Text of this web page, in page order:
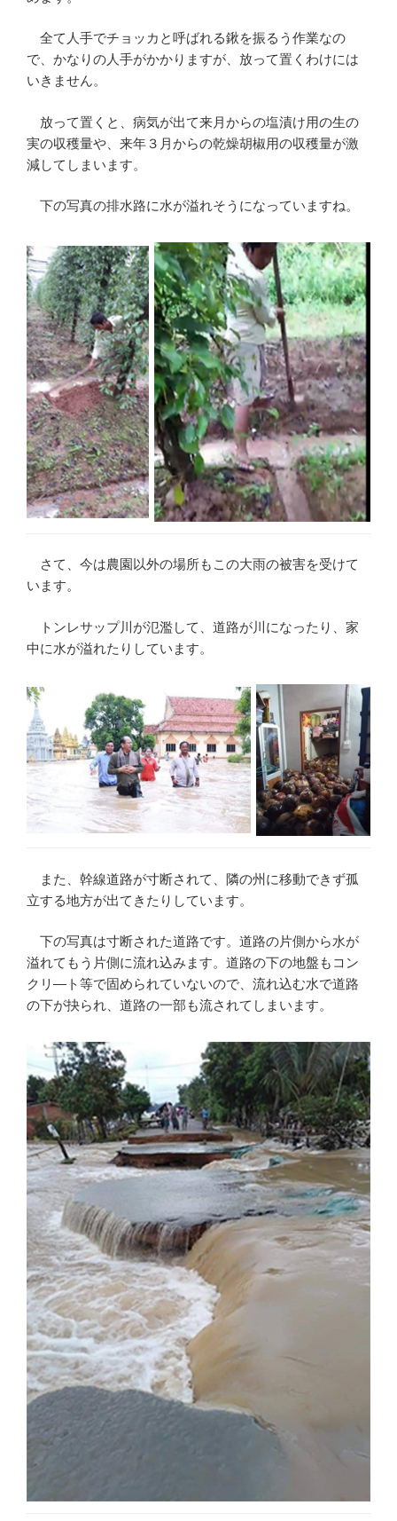
全て人手でチョッカと呼ばれる鍬を振るう作業なの
で、かなりの人手がかかりますが、放って置くわけには
いきません。
放って置くと、病気が出て来月からの塩漬け用の生の
実の収穫量や、来年３月からの乾燥胡椒用の収穫量が激
減してしまいます。
下の写真の排水路に水が溢れそうになっていますね。
さて、今は農園以外の場所もこの大雨の被害を受けて
います。
トンレサップ川が氾濫して、道路が川になったり、家
中に水が溢れたりしています。
また、幹線道路が寸断されて、隣の州に移動できず孤
立する地方が出てきたりしています。
下の写真は寸断された道路です。道路の片側から水が
溢れてもう片側に流れ込みます。道路の下の地盤もコン
クリ―ト等で固められていないので、流れ込む水で道路
の下が抉られ、道路の一部も流されてしまいます。